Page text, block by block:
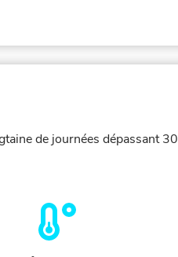
de journées dépassant 30